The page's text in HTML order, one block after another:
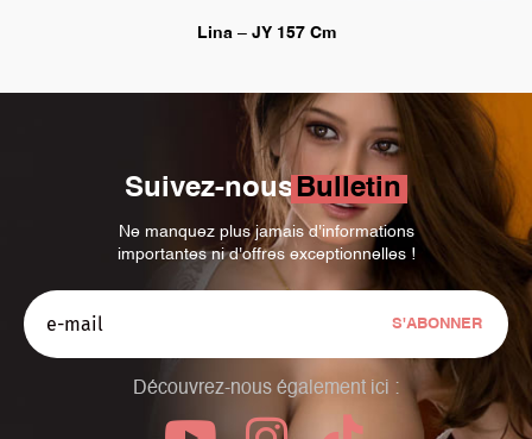
Lina – JY 157 Cm
Suivez-nous Bulletin
Ne manquez plus jamais d'informations
importantes ni d'offres exceptionnelles !
S'ABONNER
Découvrez-nous également ici :